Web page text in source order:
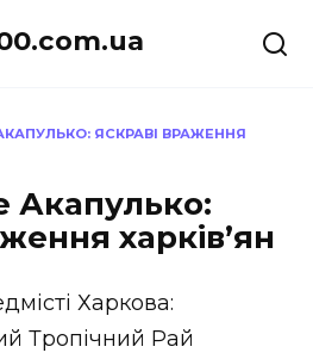
ЯСКРАВІ ВРАЖЕННЯ
Акапулько:
харків’ян
Харкова:
Тропічний Рай